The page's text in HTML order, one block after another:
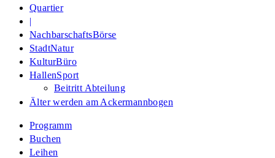
Quartier
|
NachbarschaftsBörse
StadtNatur
KulturBüro
HallenSport
Beitritt Abteilung
Älter werden am Ackermannbogen
Programm
Buchen
Leihen